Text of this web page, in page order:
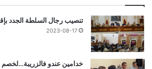
تنصيب رجال السلطة الجدد
2023-08-17
خدامين عندو فالزريبة…لخصم